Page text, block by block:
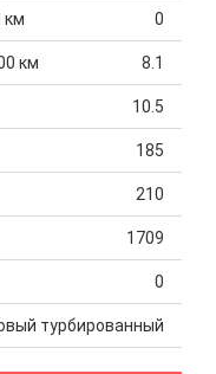
км 0
км 8.1
10.5
185
210
1709
0
турбированный